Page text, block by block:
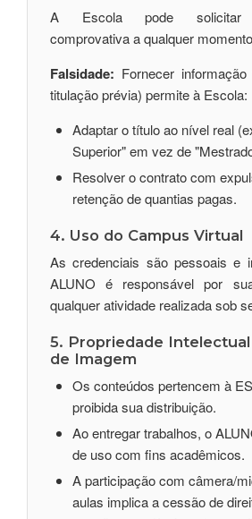
A Escola pode solicitar
comprovativa a qualquer
Falsidade: Fornecer
titulação prévia) permite à Escola:
Adaptar o título ao nível real
Superior" em vez de
Resolver o contrato com
retenção de quantias pagas.
4. Uso do Campus Virtual
As credenciais são pessoais e
ALUNO é responsável por
qualquer atividade realizada sob
5. Propriedade
de Imagem
Os conteúdos pertencem à
proibida sua distribuição.
Ao entregar trabalhos, o
de uso com fins acadêmicos.
A participação com câmera/
aulas implica a cessão de